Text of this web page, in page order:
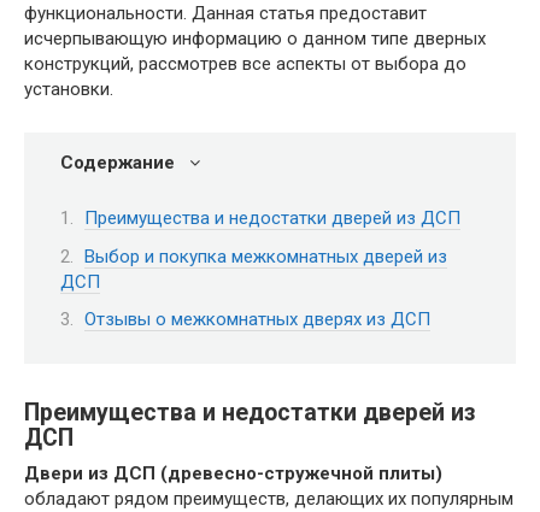
функциональности. Данная статья предоставит
исчерпывающую информацию о данном типе дверных
конструкций, рассмотрев все аспекты от выбора до
установки.
Содержание
Преимущества и недостатки дверей из ДСП
Выбор и покупка межкомнатных дверей из
ДСП
Отзывы о межкомнатных дверях из ДСП
Преимущества и недостатки дверей из
ДСП
Двери из ДСП (древесно-стружечной плиты)
обладают рядом преимуществ, делающих их популярным